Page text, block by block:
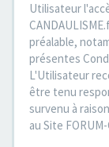
Utilisateur
préalable,
présentes
L'Utilisateur
être tenu
survenu à
au Site